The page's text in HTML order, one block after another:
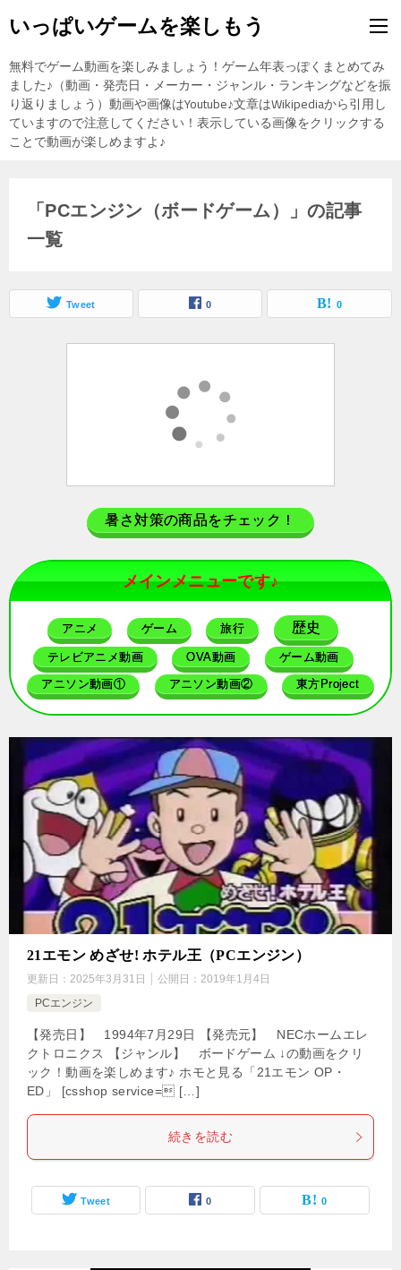
いっぱいゲームを楽しもう
無料でゲーム動画を楽しみましょう！ゲーム年表っぽくまとめてみ
ました♪（動画・発売日・メーカー・ジャンル・ランキングなどを振
り返りましょう）動画や画像はYoutube♪文章はWikipediaから引用し
ていますので注意してください！表示している画像をクリックする
ことで動画が楽しめますよ♪
「PCエンジン（ボードゲーム）」の記事
一覧
Tweet 0 0
暑さ対策の商品をチェック！
メインメニューです♪
アニメ ゲーム 旅行 歴史
テレビアニメ動画 OVA動画 ゲーム動画
アニソン動画① アニソン動画② 東方Project
21エモン めざせ! ホテル王（PCエンジン）
更新日： 2025年3月31日 公開日： 2019年1月4日
PCエンジン
【発売日】 1994年7月29日 【発売元】 NECホームエレ
クトロニクス 【ジャンル】 ボードゲーム ↓の動画をクリ
ック！動画を楽しめます♪ ホモと見る「21エモン OP・
ED」 [csshop service= […]
続きを読む
Tweet 0 0